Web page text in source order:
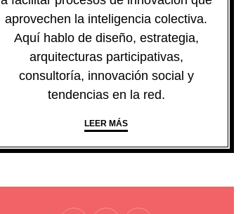
aprovechen la inteligencia colectiva.
Aquí hablo de diseño, estrategia,
arquitecturas participativas,
consultoría, innovación social y
tendencias en la red.
LEER MÁS